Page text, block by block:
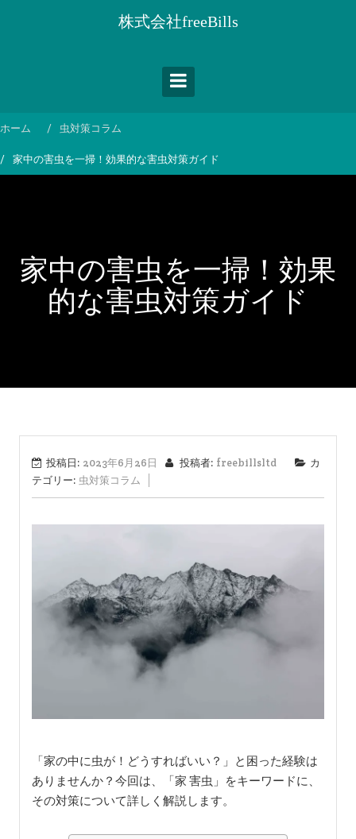
ス
ッ
株式会社freeBills
ホーム 虫対策コラム
家中の害虫を一掃！効果的な害虫対策ガイド
家中の害虫を一掃！効果
的な害虫対策ガイド
投稿日: 2023年6月26日 投稿者: freebillsltd
カ
テゴリー: 虫対策コラム
「家の中に虫が！どうすればいい？」と困った経験は
ありませんか？今回は、「家 害虫」をキーワードに、
その対策について詳しく解説します。